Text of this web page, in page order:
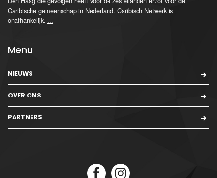
Caribische gemeenschap in Nederland. Caribisch Netwerk is
onafhankelijk. ...
Menu
NIEUWS
OVER ONS
PARTNERS